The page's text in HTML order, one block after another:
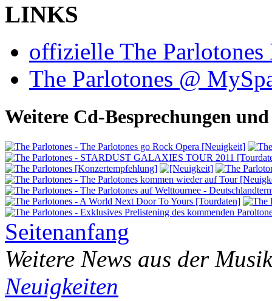
LINKS
offizielle The Parlotones
The Parlotones @
Weitere Cd-Besprechungen
Seitenanfang
Weitere News aus der
Neuigkeiten